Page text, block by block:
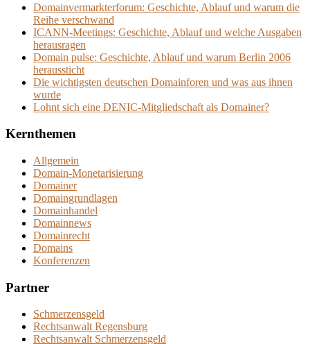
Domainvermarkterforum: Geschichte, Ablauf und warum die
Reihe verschwand
ICANN-Meetings: Geschichte, Ablauf und welche Ausgaben
herausragen
Domain pulse: Geschichte, Ablauf und warum Berlin 2006
heraussticht
Die wichtigsten deutschen Domainforen und was aus ihnen
wurde
Lohnt sich eine DENIC-Mitgliedschaft als Domainer?
Kernthemen
Allgemein
Domain-Monetarisierung
Domainer
Domaingrundlagen
Domainhandel
Domainnews
Domainrecht
Domains
Konferenzen
Partner
Schmerzensgeld
Rechtsanwalt Regensburg
Rechtsanwalt Schmerzensgeld